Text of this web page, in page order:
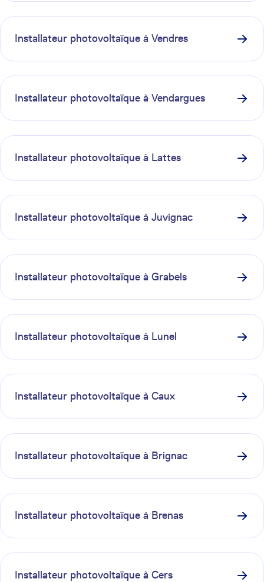
Installateur photovoltaïque à Vendres
Installateur photovoltaïque à Vendargues
Installateur photovoltaïque à Lattes
Installateur photovoltaïque à Juvignac
Installateur photovoltaïque à Grabels
Installateur photovoltaïque à Lunel
Installateur photovoltaïque à Caux
Installateur photovoltaïque à Brignac
Installateur photovoltaïque à Brenas
Installateur photovoltaïque à Cers